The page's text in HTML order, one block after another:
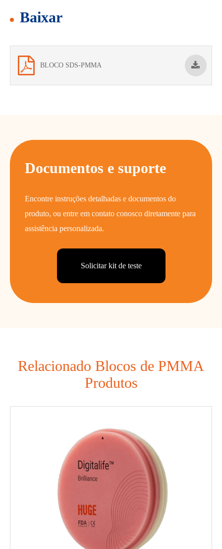
Baixar
BLOCO SDS-PMMA
Documentos e suporte
Encontre instruções detalhadas e documentos do
produto, ou entre em contato conosco diretamente para
assistência personalizada.
Solicitar kit de teste
Relacionado Blocos de PMMA
Produtos